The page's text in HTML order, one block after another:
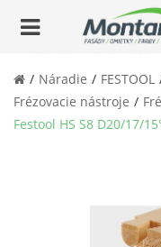
Náradie FESTOOL
Frézovacie nástroje
Festool HS S8 D20/17/